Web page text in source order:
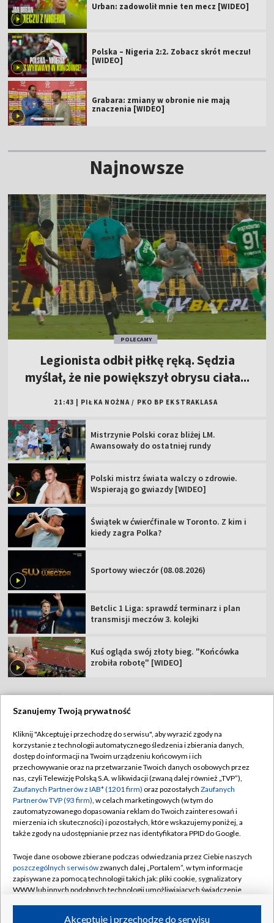
Urban: zadowolił mnie ten mecz [WIDEO]
Polska – Nigeria 2:2. Zobacz skrót meczu!
[WIDEO]
Grabara: zmiany w obronie nie mają
znaczenia [WIDEO]
Najnowsze
POLECAMY
Legionista odbił piłkę ręką. Sędzia
myślał, że nie powiększył obrysu ciała...
21:43 PIŁKA NOŻNA / PKO BP EKSTRAKLASA
Mistrzynie Polski coraz bliżej LM.
Awansowały do ostatniej rundy
Polski mistrz świata walczy o zdrowie.
Wspierają go gwiazdy [WIDEO]
Świątek w ćwierćfinale w Toronto. Z kim i
kiedy zagra Polka?
Sportowy wieczór (08.08.2026)
Betclic 1 Liga: sprawdź terminarz i plan
transmisji meczów 3. kolejki
Kuś ogląda swój złoty bieg. "Końcówka
zrobiła robotę" [WIDEO]
Abonament TVP
Sklep TVP
Biuro Reklamy
Oferta Handlowa
Telegazeta ogłoszenia
Rada Programowa
Ogłoszenia przetargowe
Akademia Telewizyjna
Regulamin TVP
Polityka prywatności
Moje zgody
Biuro reklamy
Kontakt
Kanały
©2026 Telewizja Polska Spółka Akcyjna w likwidacji
Szanujemy Twoją prywatność
Kliknij "Akceptuję i przechodzę do serwisu", aby wyrazić zgody na
korzystanie z technologii automatycznego śledzenia i zbierania danych,
dostęp do informacji na Twoim urządzeniu końcowym i ich
przechowywanie oraz na przetwarzanie Twoich danych osobowych przez
nas, czyli Telewizję Polską S.A. w likwidacji (zwaną dalej również „TVP”),
Zaufanych Partnerów z IAB* (1201 firm) oraz pozostałych Zaufanych
Partnerów TVP (93 firm), w celach marketingowych (w tym do
zautomatyzowanego dopasowania reklam do Twoich zainteresowań i
mierzenia ich skuteczności) i pozostałych, które wskazujemy poniżej, a
także zgody na udostępnianie przez nas identyfikatora PPID do Google.
Twoje dane osobowe zbierane podczas odwiedzania przez Ciebie naszych
poszczególnych serwisówzwanych dalej „Portalem”, w tym informacje
zapisywane za pomocą technologii takich jak: pliki cookie, sygnalizatory
WWW lub innych podobnych technologii umożliwiających świadczenie
Akceptuję i przechodzę do serwisu